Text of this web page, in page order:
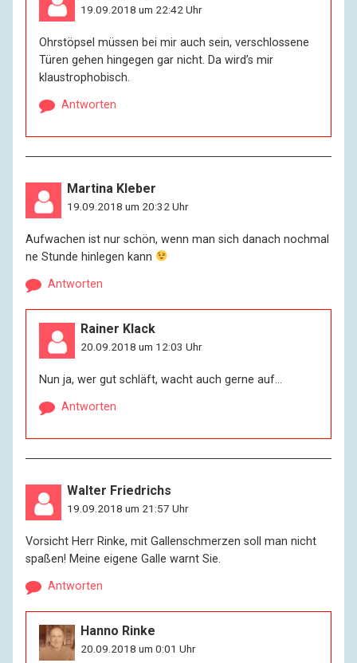
19.09.2018 um 22:42 Uhr
Ohrstöpsel müssen bei mir auch sein, verschlossene
Türen gehen hingegen gar nicht. Da wird’s mir
klaustrophobisch.
Antworten
Martina Kleber
19.09.2018 um 20:32 Uhr
Aufwachen ist nur schön, wenn man sich danach nochmal
ne Stunde hinlegen kann
Antworten
Rainer Klack
20.09.2018 um 12:03 Uhr
Nun ja, wer gut schläft, wacht auch gerne auf…
Antworten
Walter Friedrichs
19.09.2018 um 21:57 Uhr
Vorsicht Herr Rinke, mit Gallenschmerzen soll man nicht
spaßen! Meine eigene Galle warnt Sie.
Antworten
Hanno Rinke
20.09.2018 um 0:01 Uhr